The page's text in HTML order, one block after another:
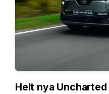
Helt nya Uncharted